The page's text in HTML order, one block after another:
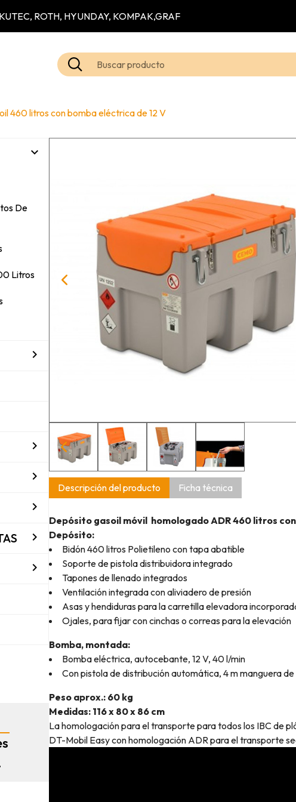
ROTH, HYUNDAY, KOMPAK,GRAF
460 litros con bomba eléctrica de 12 V

De
Litros






Descripción del producto
Ficha técnica
Depósito gasoil móvil homologado ADR 460 litros
Depósito:
Bidón 460 litros Polietileno con tapa abatible
Soporte de pistola distribuidora integrado
Tapones de llenado integrados
Ventilación integrada con aliviadero de presión
Asas y hendiduras para la carretilla elevadora
Ojales, para fijar con cinchas o correas para la elevación
Bomba, montada:
Bomba eléctrica, autocebante, 12 V, 40 l/min
Con pistola de distribución automática, 4 m manguera
Peso aprox.: 60 kg
Medidas: 116 x 80 x 86 cm
La homologación para el transporte para todos los IBC de
DT-Mobil Easy con homologación ADR para el transporte